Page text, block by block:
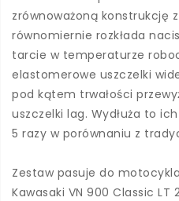
zrównoważoną konstrukcję
równomiernie rozkłada
tarcie w temperaturze
elastomerowe uszczelki
pod kątem trwałości
uszczelki lag. Wydłuża to
5 razy w porównaniu z
Zestaw pasuje do
Kawasaki VN 900 Classic LT